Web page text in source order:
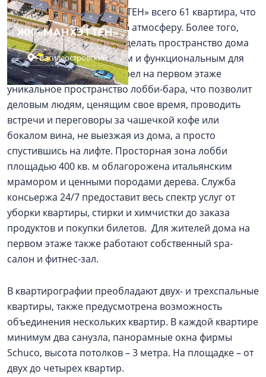
ЖК «МАНХЭТТЕН»
Василеостровский
В клубном доме «МАНХЭТТЕН» всего 61 квартира, что
создает частную и уютную атмосферу. Более того,
застройщик постарался сделать пространство дома
максимально комфортным и функциональным для
его жителей и предусмотрел на первом этаже
уникальное пространство лобби-бара, что позволит
деловым людям, ценящим свое время, проводить
встречи и переговоры за чашечкой кофе или
бокалом вина, не выезжая из дома, а просто
спустившись на лифте. Просторная зона лобби
площадью 400 кв. м облагорожена итальянским
мрамором и ценными породами дерева. Служба
консьержа 24/7 предоставит весь спектр услуг от
уборки квартиры, стирки и химчистки до заказа
продуктов и покупки билетов. Для жителей дома на
первом этаже также работают собственный spa-
салон и фитнес-зал.
В квартирографии преобладают двух- и трехспальные
квартиры, также предусмотрена возможность
объединения нескольких квартир. В каждой квартире
минимум два санузла, панорамные окна фирмы
Schuco, высота потолков – 3 метра. На площадке – от
двух до четырех квартир.